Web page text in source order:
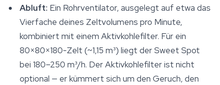
Abluft: Ein Rohrventilator, ausgelegt auf etwa das
Vierfache deines Zeltvolumens pro Minute,
kombiniert mit einem Aktivkohlefilter. Für ein
80×80×180-Zelt (~1,15 m³) liegt der Sweet Spot
bei 180–250 m³/h. Der Aktivkohlefilter ist nicht
optional — er kümmert sich um den Geruch, den